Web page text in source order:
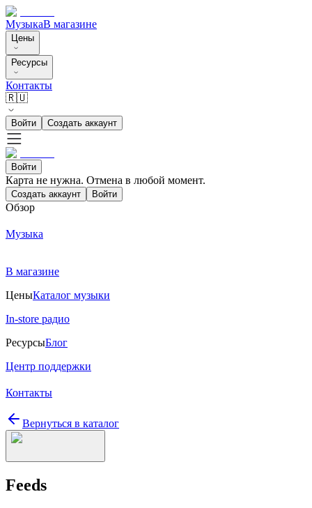
МузыкаВ магазине
Цены
Ресурсы
Контакты
🇷🇺
Войти Создать аккаунт
Войти
Карта не нужна. Отмена в любой момент.
Создать аккаунт Войти
Обзор
Музыка
В магазине
ЦеныКаталог музыки
In-store радио
РесурсыБлог
Центр поддержки
Контакты
Вернуться в каталог
Feeds